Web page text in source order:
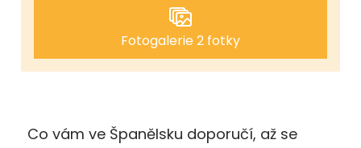
Fotogalerie 2 fotky
Co vám ve Španělsku doporučí, až se